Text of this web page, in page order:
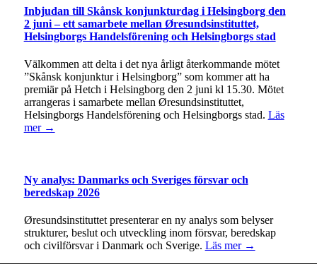
Inbjudan till Skånsk konjunkturdag i Helsingborg den
2 juni – ett samarbete mellan Øresundsinstituttet,
Helsingborgs Handelsförening och Helsingborgs stad
Välkommen att delta i det nya årligt återkommande mötet
”Skånsk konjunktur i Helsingborg” som kommer att ha
premiär på Hetch i Helsingborg den 2 juni kl 15.30. Mötet
arrangeras i samarbete mellan Øresundsinstituttet,
Helsingborgs Handelsförening och Helsingborgs stad. Läs
mer →
Ny analys: Danmarks och Sveriges försvar och
beredskap 2026
Øresundsinstituttet presenterar en ny analys som belyser
strukturer, beslut och utveckling inom försvar, beredskap
och civilförsvar i Danmark och Sverige. Läs mer →